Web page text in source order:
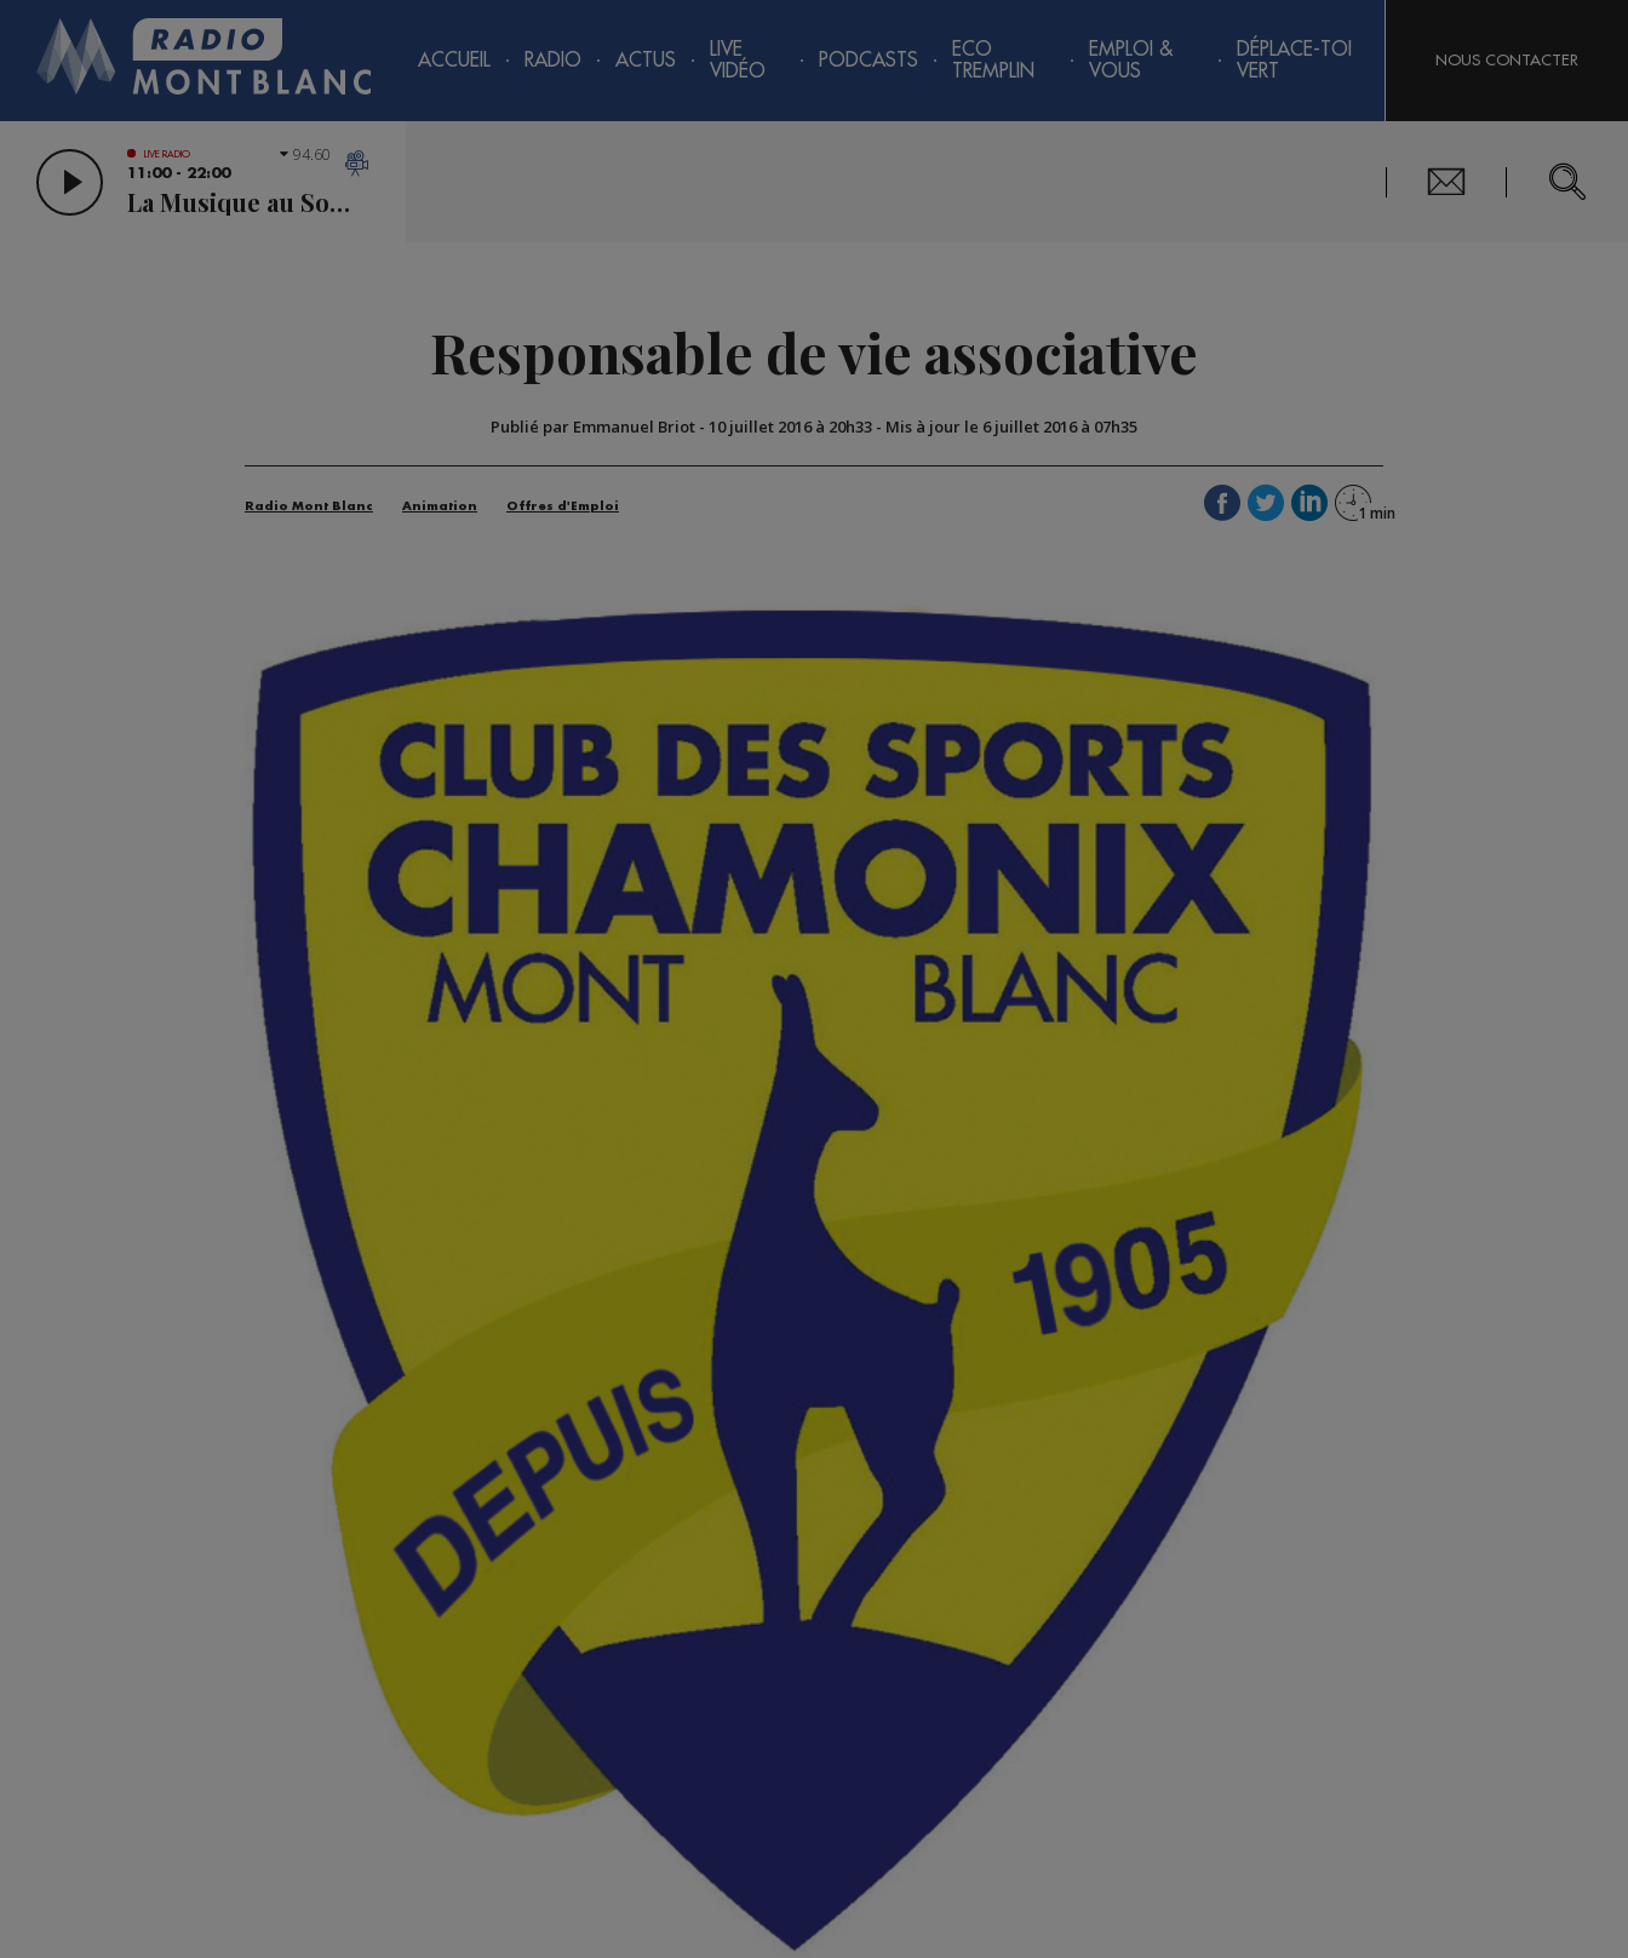
ACCUEIL RADIO ACTUS
LIVE
VIDÉO
PODCASTS
ECO
TREMPLIN
EMPLOI &
VOUS
DÉPLACE-TOI
VERT
NOUS CONTACTER
LIVE RADIO
11:00 - 22:00
La Musique au Sommet
94.60
Responsable de vie associative
Publié par Emmanuel Briot - 10 juillet 2016 à 20h33 - Mis à jour le 6 juillet 2016 à 07h35
Radio Mont Blanc Animation Offres d'Emploi